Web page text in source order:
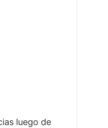
luego de